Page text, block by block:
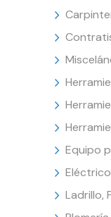
Equipo
Eléctrico
Ladrillo,